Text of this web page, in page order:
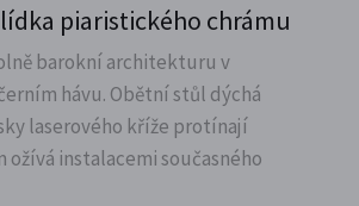
piaristického chrámu
barokní architekturu v
hávu. Obětní stůl dýchá
laserového kříže protínají
ožívá instalacemi současného